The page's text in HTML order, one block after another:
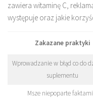
zawiera witaminę C,
występuje oraz jakie
Zakazane praktyki
Wprowadzanie w błąd co do
suplementu
Msze niepoparte